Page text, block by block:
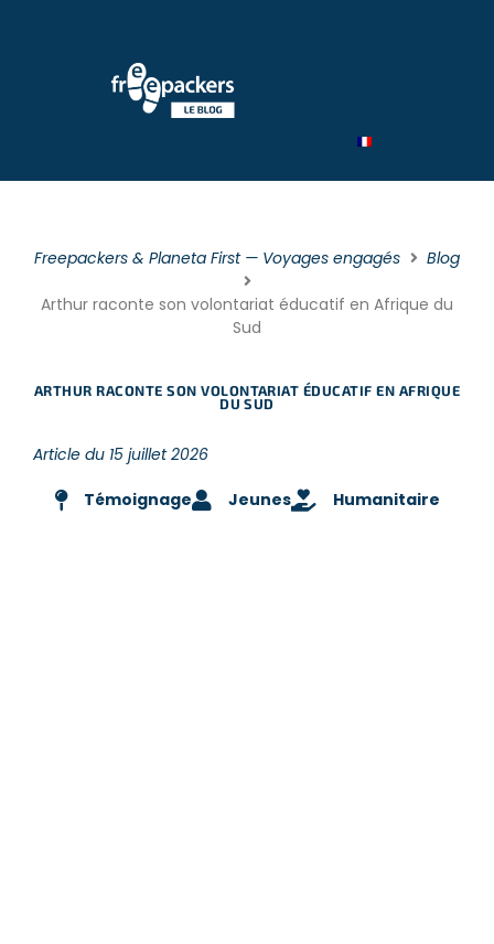
Freepackers & Planeta First — Voyages engagés Blog
Arthur raconte son volontariat éducatif en Afrique du
Sud
ARTHUR RACONTE SON VOLONTARIAT ÉDUCATIF EN AFRIQUE
DU SUD
Article du 15 juillet 2026
Témoignage Jeunes Humanitaire